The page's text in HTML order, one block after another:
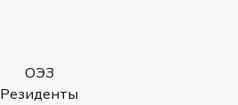
ОЭЗ
Резиденты